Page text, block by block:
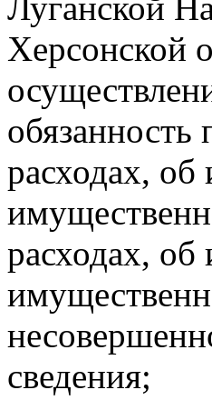
Херсонской
обязанность
расходах, об
расходах, об
сведения;